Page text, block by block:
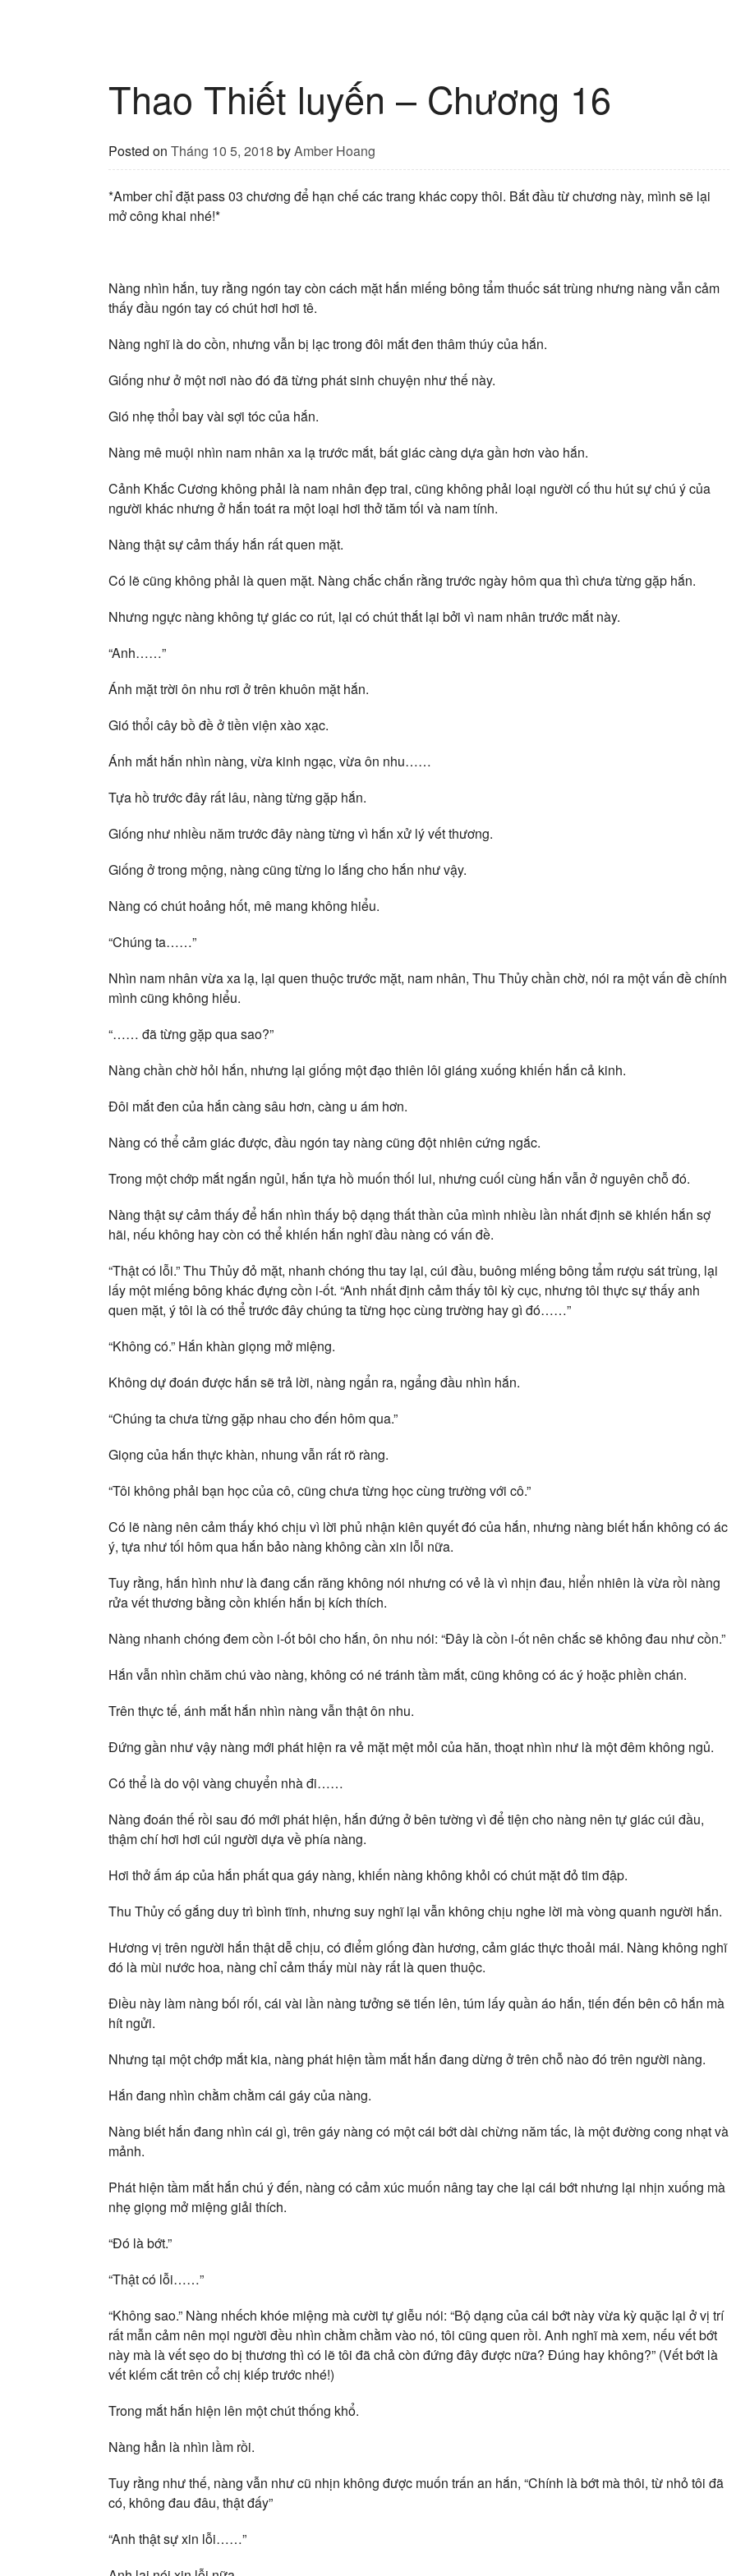
Thao Thiết luyến – Chương 16
Posted on Tháng 10 5, 2018 byAmber Hoang
*Amber chỉ đặt pass 03 chương để hạn chế các trang khác copy thôi. Bắt đầu từ chương này, mình sẽ lại
mở công khai nhé!*
Nàng nhìn hắn, tuy rằng ngón tay còn cách mặt hắn miếng bông tẩm thuốc sát trùng nhưng nàng vẫn cảm
thấy đầu ngón tay có chút hơi hơi tê.
Nàng nghĩ là do cồn, nhưng vẫn bị lạc trong đôi mắt đen thâm thúy của hắn.
Giống như ở một nơi nào đó đã từng phát sinh chuyện như thế này.
Gió nhẹ thổi bay vài sợi tóc của hắn.
Nàng mê muội nhìn nam nhân xa lạ trước mắt, bất giác càng dựa gần hơn vào hắn.
Cảnh Khắc Cương không phải là nam nhân đẹp trai, cũng không phải loại người cố thu hút sự chú ý của
người khác nhưng ở hắn toát ra một loại hơi thở tăm tối và nam tính.
Nàng thật sự cảm thấy hắn rất quen mặt.
Có lẽ cũng không phải là quen mặt. Nàng chắc chắn rằng trước ngày hôm qua thì chưa từng gặp hắn.
Nhưng ngực nàng không tự giác co rút, lại có chút thắt lại bởi vì nam nhân trước mắt này.
“Anh……”
Ánh mặt trời ôn nhu rơi ở trên khuôn mặt hắn.
Gió thổi cây bồ đề ở tiền viện xào xạc.
Ánh mắt hắn nhìn nàng, vừa kinh ngạc, vừa ôn nhu……
Tựa hồ trước đây rất lâu, nàng từng gặp hắn.
Giống như nhiều năm trước đây nàng từng vì hắn xử lý vết thương.
Giống ở trong mộng, nàng cũng từng lo lắng cho hắn như vậy.
Nàng có chút hoảng hốt, mê mang không hiểu.
“Chúng ta……”
Nhìn nam nhân vừa xa lạ, lại quen thuộc trước mặt, nam nhân, Thu Thủy chần chờ, nói ra một vấn đề chính
mình cũng không hiểu.
“…… đã từng gặp qua sao?”
Nàng chần chờ hỏi hắn, nhưng lại giống một đạo thiên lôi giáng xuống khiến hắn cả kinh.
Đôi mắt đen của hắn càng sâu hơn, càng u ám hơn.
Nàng có thể cảm giác được, đầu ngón tay nàng cũng đột nhiên cứng ngắc.
Trong một chớp mắt ngắn ngủi, hắn tựa hồ muốn thối lui, nhưng cuối cùng hắn vẫn ở nguyên chỗ đó.
Nàng thật sự cảm thấy để hắn nhìn thấy bộ dạng thất thần của mình nhiều lần nhất định sẽ khiến hắn sợ
hãi, nếu không hay còn có thể khiến hắn nghĩ đầu nàng có vấn đề.
“Thật có lỗi.” Thu Thủy đỏ mặt, nhanh chóng thu tay lại, cúi đầu, buông miếng bông tẩm rượu sát trùng, lại
lấy một miếng bông khác đựng cồn i-ốt. “Anh nhất định cảm thấy tôi kỳ cục, nhưng tôi thực sự thấy anh
quen mặt, ý tôi là có thể trước đây chúng ta từng học cùng trường hay gì đó……”
“Không có.” Hắn khàn giọng mở miệng.
Không dự đoán được hắn sẽ trả lời, nàng ngẩn ra, ngẩng đầu nhìn hắn.
“Chúng ta chưa từng gặp nhau cho đến hôm qua.”
Giọng của hắn thực khàn, nhung vẫn rất rõ ràng.
“Tôi không phải bạn học của cô, cũng chưa từng học cùng trường với cô.”
Có lẽ nàng nên cảm thấy khó chịu vì lời phủ nhận kiên quyết đó của hắn, nhưng nàng biết hắn không có ác
ý, tựa như tối hôm qua hắn bảo nàng không cần xin lỗi nữa.
Tuy rằng, hắn hình như là đang cắn răng không nói nhưng có vẻ là vì nhịn đau, hiển nhiên là vừa rồi nàng
rửa vết thương bằng cồn khiến hắn bị kích thích.
Nàng nhanh chóng đem cồn i-ốt bôi cho hắn, ôn nhu nói: “Đây là cồn i-ốt nên chắc sẽ không đau như cồn.”
Hắn vẫn nhìn chăm chú vào nàng, không có né tránh tầm mắt, cũng không có ác ý hoặc phiền chán.
Trên thực tế, ánh mắt hắn nhìn nàng vẫn thật ôn nhu.
Đứng gần như vậy nàng mới phát hiện ra vẻ mặt mệt mỏi của hăn, thoạt nhìn như là một đêm không ngủ.
Có thể là do vội vàng chuyển nhà đi……
Nàng đoán thế rồi sau đó mới phát hiện, hắn đứng ở bên tường vì để tiện cho nàng nên tự giác cúi đầu,
thậm chí hơi hơi cúi người dựa về phía nàng.
Hơi thở ấm áp của hắn phất qua gáy nàng, khiến nàng không khỏi có chút mặt đỏ tim đập.
Thu Thủy cố gắng duy trì bình tĩnh, nhưng suy nghĩ lại vẫn không chịu nghe lời mà vòng quanh người hắn.
Hương vị trên người hắn thật dễ chịu, có điểm giống đàn hương, cảm giác thực thoải mái. Nàng không nghĩ
đó là mùi nước hoa, nàng chỉ cảm thấy mùi này rất là quen thuộc.
Điều này làm nàng bối rối, cái vài lần nàng tưởng sẽ tiến lên, túm lấy quần áo hắn, tiến đến bên cô hắn mà
hít ngửi.
Nhưng tại một chớp mắt kia, nàng phát hiện tầm mắt hắn đang dừng ở trên chỗ nào đó trên người nàng.
Hắn đang nhìn chằm chằm cái gáy của nàng.
Nàng biết hắn đang nhìn cái gì, trên gáy nàng có một cái bớt dài chừng năm tấc, là một đường cong nhạt và
mảnh.
Phát hiện tầm mắt hắn chú ý đến, nàng có cảm xúc muốn nâng tay che lại cái bớt nhưng lại nhịn xuống mà
nhẹ giọng mở miệng giải thích.
“Đó là bớt.”
“Thật có lỗi……”
“Không sao.” Nàng nhếch khóe miệng mà cười tự giễu nói: “Bộ dạng của cái bớt này vừa kỳ quặc lại ở vị trí
rất mẫn cảm nên mọi người đều nhìn chằm chằm vào nó, tôi cũng quen rồi. Anh nghĩ mà xem, nếu vết bớt
này mà là vết sẹo do bị thương thì có lẽ tôi đã chả còn đứng đây được nữa? Đúng hay không?” (Vết bớt là
vết kiếm cắt trên cổ chị kiếp trước nhé!)
Trong mắt hắn hiện lên một chút thống khổ.
Nàng hẳn là nhìn lầm rồi.
Tuy rằng như thế, nàng vẫn như cũ nhịn không được muốn trấn an hắn, “Chính là bớt mà thôi, từ nhỏ tôi đã
có, không đau đâu, thật đấy”
“Anh thật sự xin lỗi……”